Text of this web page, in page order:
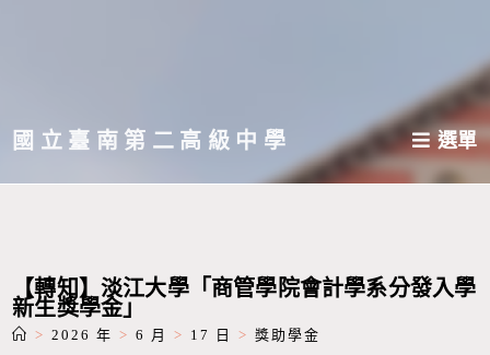
主國立臺南第二高級中學 選單
【轉知】淡江大學「商管學院會計學系分發入學
新生獎學金」
> 2026 年 > 6 月 > 17 日 > 獎助學金